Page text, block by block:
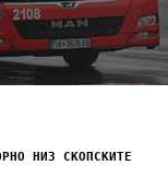
НИЗ СКОПСКИТЕ